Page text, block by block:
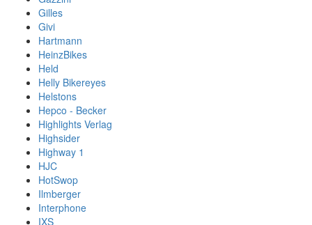
Gilles
Givi
Hartmann
HeinzBikes
Held
Helly Bikereyes
Helstons
Hepco - Becker
Highlights Verlag
Highsider
Highway 1
HJC
HotSwop
Ilmberger
Interphone
IXS